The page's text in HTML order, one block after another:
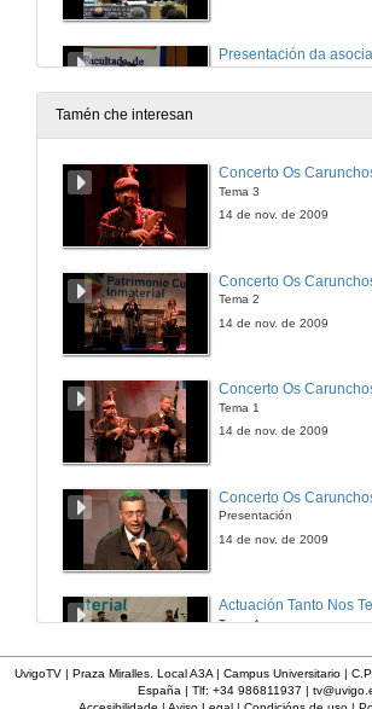
6 de feb. de 2014
Tamén che interesan
Concerto Os
Tema 3
14 de nov. de 2009
Concerto Os
Tema 2
14 de nov. de 2009
Concerto Os
Tema 1
14 de nov. de 2009
Concerto Os
Presentación
14 de nov. de 2009
Actuación Tanto Nos
Tema 4
UvigoTV | Praza Miralles. Local A3A | Campus Universitario |
España | Tlf: +34 986811937 |